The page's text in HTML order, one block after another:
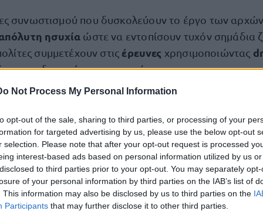
Not Process My Personal Information
opt-out of the sale, sharing to third parties, or processing of your
for targeted advertising by us, please use the below opt-out
selection. Please note that after your opt-out request is processed
interest-based ads based on personal information utilized by us
to third parties prior to your opt-out. You may separately
of your personal information by third parties on the IAB’s list of
This information may also be disclosed by us to third parties on the
Participants that may further disclose it to other third parties.
συνωστισμού που δυσκολεύουν το έργο των
ησυχία ώστε να εντοπίσουν τυχόν σημάδια
συμμετέχουν στις έρευνες χρησιμοποιώντας
σε δυσπρόσιτες περιοχές.
teams and residents searched for
in Venezuela as the death toll from
earthquakes surpassed 900, with
believed to be trapped
t.co/drQ1h7lmKJ
ASf0mKgUZ0